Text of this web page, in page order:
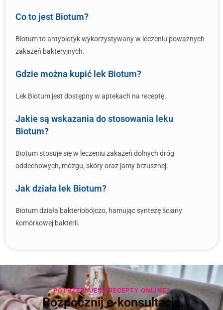
Co to jest Biotum?
Biotum to antybiotyk wykorzystywany w leczeniu poważnych
zakażeń bakteryjnych.
Gdzie można kupić lek Biotum?
Lek Biotum jest dostępny w aptekach na receptę.
Jakie są wskazania do stosowania leku
Biotum?
Biotum stosuje się w leczeniu zakażeń dolnych dróg
oddechowych, mózgu, skóry oraz jamy brzusznej.
Jak działa lek Biotum?
Biotum działa bakteriobójczo, hamując syntezę ściany
komórkowej bakterii.
POTRZEBUJESZ RECEPTY ONLINE?
Rozpocznij e-konsultację